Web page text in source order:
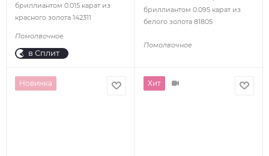
бриллиантом 0.015 карат из
красного золота 142311
Помолвочное
в Сплит
бриллиантом 0.095 карат из
белого золота 81805
Помолвочное
Новинка Хит